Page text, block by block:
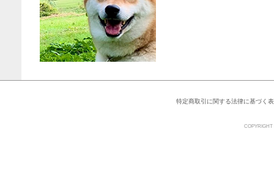
特定商取引に関する法律に基づく